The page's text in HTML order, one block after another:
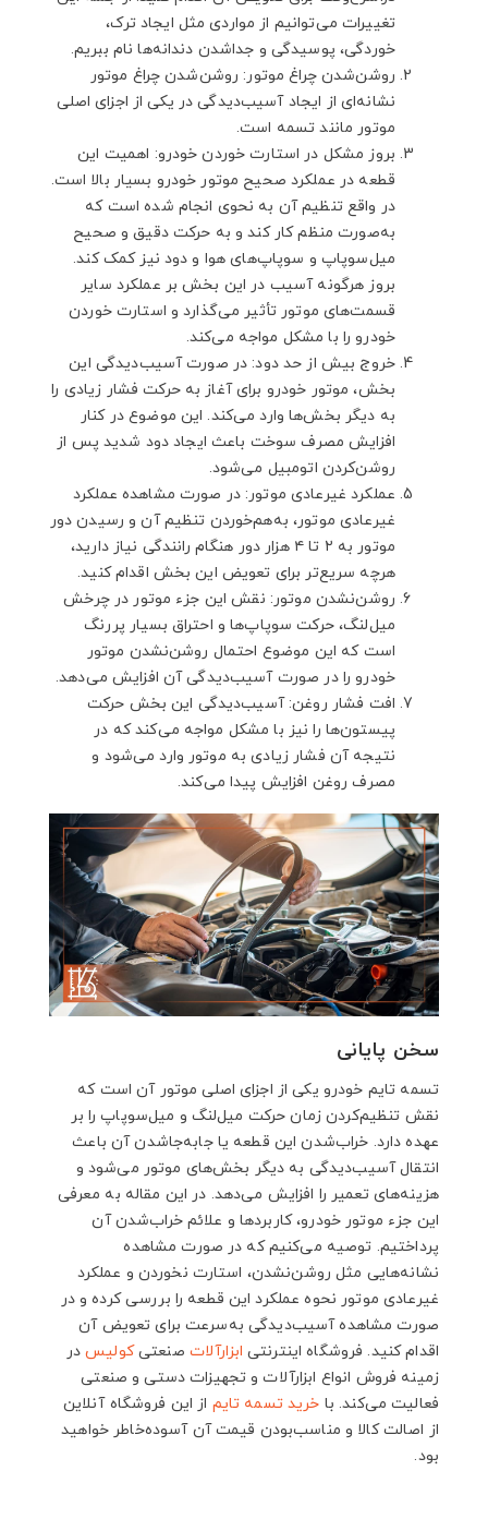
تغییرات می‌توانیم از مواردی مثل ایجاد ترک،
خوردگی، پوسیدگی و جداشدن دندانه‌ها نام ببریم.
روشن‌شدن چراغ موتور: روشن‌شدن چراغ موتور
نشانه‌ای از ایجاد آسیب‌دیدگی در یکی از اجزای اصلی
موتور مانند تسمه است.
بروز مشکل در استارت خوردن خودرو: اهمیت این
قطعه در عملکرد صحیح موتور خودرو بسیار بالا است.
در واقع تنظیم آن به نحوی انجام شده است که
به‌صورت منظم کار کند و به حرکت دقیق و صحیح
میل‌سوپاپ و سوپاپ‌های هوا و دود نیز کمک کند.
بروز هرگونه آسیب در این بخش بر عملکرد سایر
قسمت‌های موتور تأثیر می‌گذارد و استارت خوردن
خودرو را با مشکل مواجه می‌کند.
خروج بیش از حد دود: در صورت آسیب‌دیدگی این
بخش، موتور خودرو برای آغاز به حرکت فشار زیادی را
به دیگر بخش‌ها وارد می‌کند. این موضوع در کنار
افزایش مصرف سوخت باعث ایجاد دود شدید پس از
روشن‌کردن اتومبیل می‌شود.
عملکرد غیرعادی موتور: در صورت مشاهده عملکرد
غیرعادی موتور، به‌هم‌خوردن تنظیم آن و رسیدن دور
موتور به ۲ تا ۴ هزار دور هنگام رانندگی نیاز دارید،
هرچه سریع‌تر برای تعویض این بخش اقدام کنید.
روشن‌نشدن موتور: نقش این جزء موتور در چرخش
میل‌لنگ، حرکت سوپاپ‌ها و احتراق بسیار پررنگ
است که این موضوع احتمال روشن‌نشدن موتور
خودرو را در صورت آسیب‌دیدگی آن افزایش می‌دهد.
افت فشار روغن: آسیب‌دیدگی این بخش حرکت
پیستون‌ها را نیز با مشکل مواجه می‌کند که در
نتیجه آن فشار زیادی به موتور وارد می‌شود و
مصرف روغن افزایش پیدا می‌کند.
سخن پایانی
تسمه تایم خودرو یکی از اجزای اصلی موتور آن است که
نقش تنظیم‌کردن زمان حرکت میل‌لنگ و میل‌سوپاپ را بر
عهده دارد. خراب‌شدن این قطعه یا جابه‌جاشدن آن باعث
انتقال آسیب‌دیدگی به دیگر بخش‌های موتور می‌شود و
هزینه‌های تعمیر را افزایش می‌دهد. در این مقاله به معرفی
این جزء موتور خودرو، کاربردها و علائم خراب‌شدن آن
پرداختیم. توصیه می‌کنیم که در صورت مشاهده
نشانه‌هایی مثل روشن‌نشدن، استارت نخوردن و عملکرد
غیرعادی موتور نحوه عملکرد این قطعه را بررسی کرده و در
صورت مشاهده آسیب‌دیدگی به‌سرعت برای تعویض آن
اقدام کنید. فروشگاه اینترنتی ابزارآلات صنعتیکولیسدر
زمینه فروش انواع ابزارآلات و تجهیزات دستی و صنعتی
فعالیت می‌کند. با خرید تسمه تایم از این فروشگاه آنلاین
از اصالت کالا و مناسب‌بودن قیمت آن آسوده‌خاطر خواهید
بود.